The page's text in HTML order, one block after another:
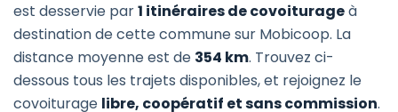
est desservie par1 itinéraires de covoiturageà
destination de cette commune sur Mobicoop. La
distance moyenne est de 354 km. Trouvez ci-
dessous tous les trajets disponibles, et rejoignez le
covoiturage libre, coopératif et sans commission.